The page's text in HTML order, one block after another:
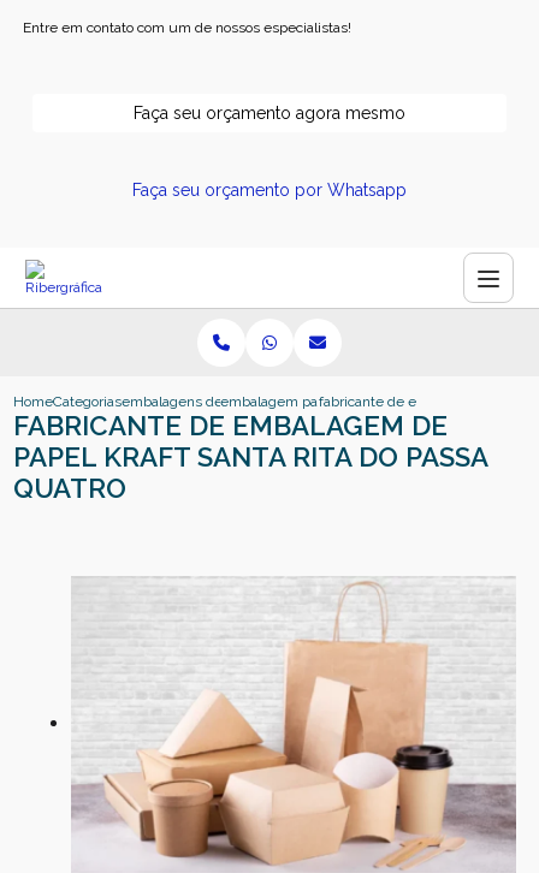
Entre em contato com um de nossos especialistas!
Faça seu orçamento agora mesmo
Faça seu orçamento por Whatsapp
HomeCategoriasembalagens de papelembalagem papel kraft personalizado
fabricante de embalagem de
FABRICANTE DE EMBALAGEM DE
PAPEL KRAFT SANTA RITA DO PASSA
QUATRO